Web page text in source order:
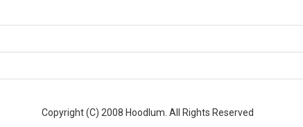
Copyright (C) 2008 Hoodlum. All Rights Reserved